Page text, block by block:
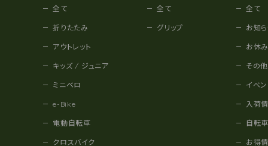
全て
折りたたみ
アウトレット
キッズ / ジュニア
ミニベロ
e-Bike
電動自転車
クロスバイク
全て
グリップ
全て
お知
お休
その
イベン
入荷
自転
お得